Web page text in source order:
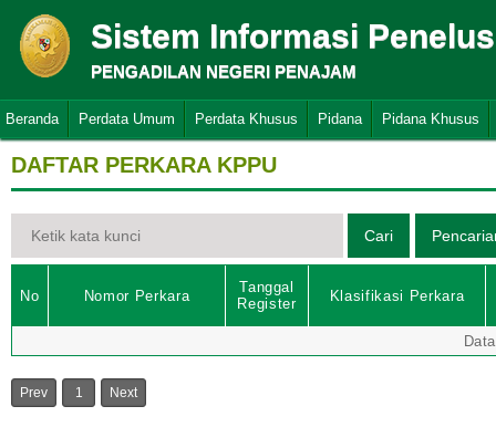
Sistem Informasi
PENGADILAN NEGERI PENAJAM
Beranda Perdata Umum Perdata Khusus Pidana Pidana Khusus
DAFTAR PERKARA KPPU
No Nomor Perkara
Tanggal
Register
Klasifikasi Perkara
Prev 1 Next